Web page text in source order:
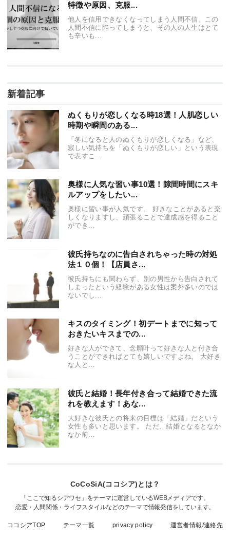
特徴や原因、克服...
他人を信用できなくなってしまう人間不信。この
人間不信に陥ってしまうと、その人の人生はとて
も辛いも...
新着記事
ぬくもりが恋しくなる時18選！人肌恋しい
時期や瞬間のある...
「冬になると人のぬくもりが恋しくなる」など、
寂しい気持ちを「ぬくもりが恋しい」という表現
で表すこ...
奥様に人気な習い事10選！隙間時間にスキ
ルアップをしたい...
奥様に習い事が人気です。 好きなことがあると楽
しくなりますし、頑張ることで達成感を得ること
ができ...
彼氏持ちなのに告白されちゃった時の対処
法１０個！【店員さ...
彼氏持ちにも関わらず、別の男性から告白されて
しまったという経験がある女性は案外多いのでは
ないでし...
キスのタイミング！初デートまでに知って
おきたいキスまでの...
好きな人ができて、念願叶って好きな人と付き合
うことができればとても嬉しいですよね。 大好き
な人と...
彼氏と結婚！長年付き合って結婚できた流
れを教えます！あな...
大好きな彼氏との将来の目標は「結婚」だという
女性も多いと思います。 ただ、結婚となるとなか
なか前...
ココシアTOP テーマ一覧 privacy policy 運営者情報/連絡先
CoCoSiA(ココシア)とは？
「ここで知るシアワセ」をテーマに運営しているWEBメディアです。
恋愛・人間関係・ライフスタイルなどのテーマで情報発信をしています。